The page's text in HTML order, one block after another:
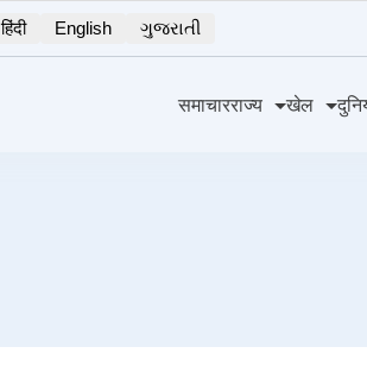
हिंदी English ગુજરાતી
समाचारराज्य खेल